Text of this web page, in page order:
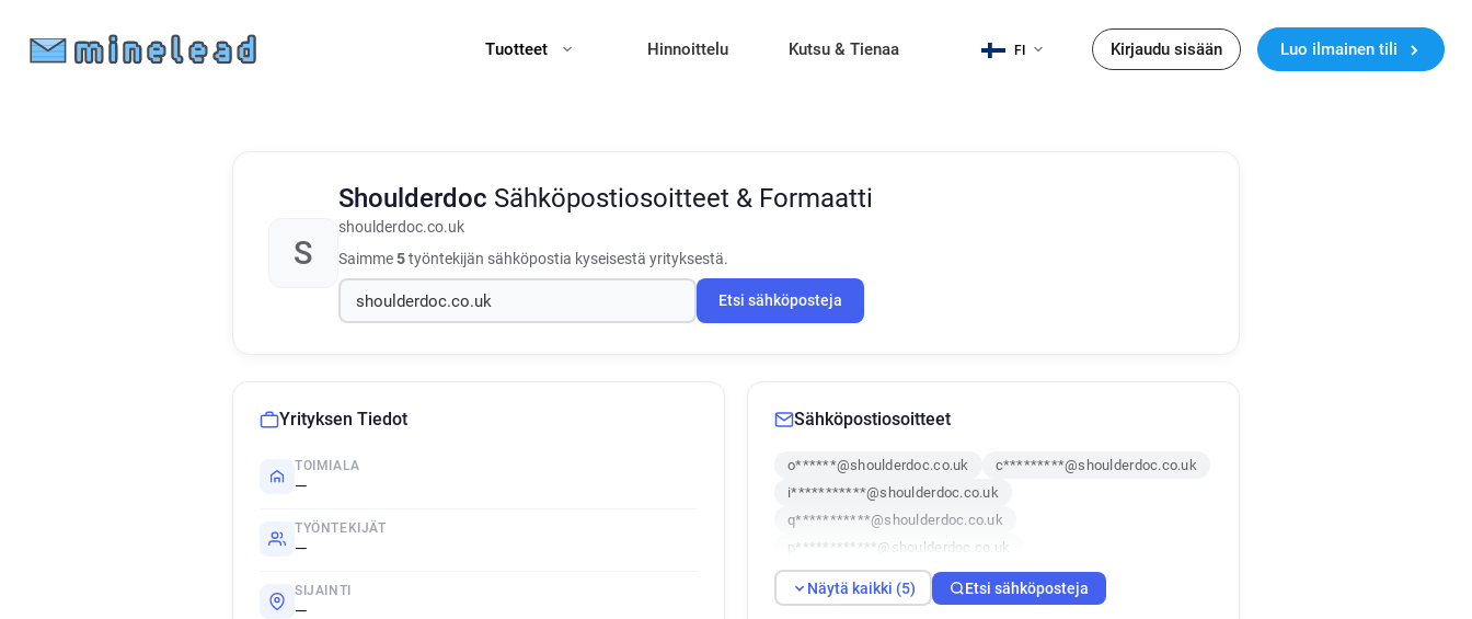
Tuotteet Hinnoittelu Kutsu & Tienaa FI Kirjaudu sisään Luo ilmainen tili
S
Shoulderdoc Sähköpostiosoitteet & Formaatti
shoulderdoc.co.uk
Saimme5työntekijän sähköpostia kyseisestä yrityksestä.
Etsi sähköposteja
Yrityksen Tiedot
TOIMIALA
—
TYÖNTEKIJÄT
—
SIJAINTI
—
Sähköpostiosoitteet
o******@shoulderdoc.co.uk
c*********@shoulderdoc.co.uk
i***********@shoulderdoc.co.uk
q***********@shoulderdoc.co.uk
p************@shoulderdoc.co.uk
Näytä kaikki (5) Etsi sähköposteja